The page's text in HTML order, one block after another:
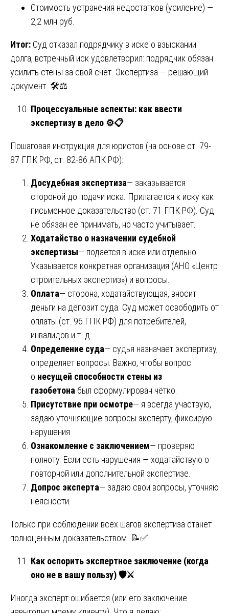
Стоимость устранения недостатков (усиление) —
2,2 млн руб.
Итог: Суд отказал подрядчику в иске о взыскании
долга, встречный иск удовлетворил: подрядчик обязан
усилить стены за свой счёт. Экспертиза — решающий
документ. 🛠️⚖️
Процессуальные аспекты: как ввести
экспертизу в дело ⚙📋
Пошаговая инструкция для юристов (на основе ст. 79-
87 ГПК РФ, ст. 82-86 АПК РФ):
Досудебная экспертиза— заказывается
стороной до подачи иска. Прилагается к иску как
письменное доказательство (ст. 71 ГПК РФ). Суд
не обязан её принимать, но часто учитывает.
Ходатайство о назначении судебной
экспертизы— подаётся в иске или отдельно.
Указывается конкретная организация (АНО «Центр
строительных экспертиз») и вопросы.
Оплата— сторона, ходатайствующая, вносит
деньги на депозит суда. Суд может освободить от
оплаты (ст. 96 ГПК РФ) для потребителей,
инвалидов и т. д.
Определение суда— судья назначает экспертизу,
определяет вопросы. Важно, чтобы вопрос
о несущей способности стены из
газобетона был сформулирован чётко.
Присутствие при осмотре— я всегда участвую,
задаю уточняющие вопросы эксперту, фиксирую
нарушения.
Ознакомление с заключением— проверяю
полноту. Если есть нарушения — ходатайствую о
повторной или дополнительной экспертизе.
Допрос эксперта— задаю свои вопросы, уточняю
неясности.
Только при соблюдении всех шагов экспертиза станет
полноценным доказательством. 📝✅
Как оспорить экспертное заключение (когда
оно не в вашу пользу) 🛡⚔️
Иногда эксперт ошибается (или его заключение